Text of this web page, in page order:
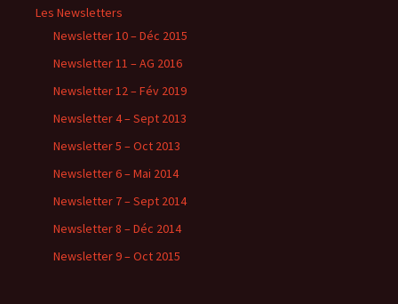
Les Newsletters
Newsletter 10 – Déc 2015
Newsletter 11 – AG 2016
Newsletter 12 – Fév 2019
Newsletter 4 – Sept 2013
Newsletter 5 – Oct 2013
Newsletter 6 – Mai 2014
Newsletter 7 – Sept 2014
Newsletter 8 – Déc 2014
Newsletter 9 – Oct 2015